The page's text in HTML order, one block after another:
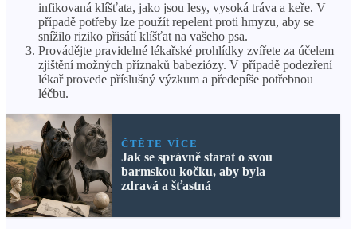
infikovaná klíšťata, jako jsou lesy, vysoká tráva a keře. V
případě potřeby lze použít repelent proti hmyzu, aby se
snížilo riziko přisátí klíšťat na vašeho psa.
Provádějte pravidelné lékařské prohlídky zvířete za účelem
zjištění možných příznaků babeziózy. V případě podezření
lékař provede příslušný výzkum a předepíše potřebnou
léčbu.
ČTĚTE VÍCE
Jak se správně starat o svou
barmskou kočku, aby byla
zdravá a šťastná